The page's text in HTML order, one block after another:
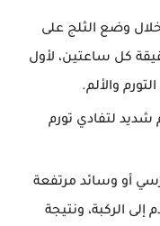
خلال وضع الثلج على
المصابة لمدة لا تقل عن 20 دقيقة كل ساعتين، لأول
والألم.
شديد لتفادي تورم
أو وسائد مرتفعة
الركبة، ونتيجة